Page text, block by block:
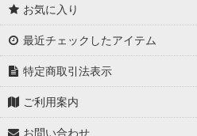
お気に入り
最近チェックしたアイテム
特定商取引法表示
ご利用案内
お問い合わせ